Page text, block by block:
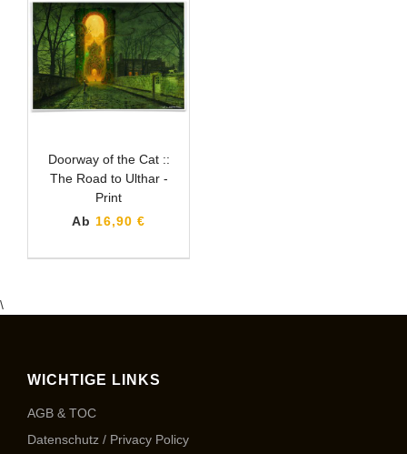
Doorway of the Cat ::
The Road to Ulthar -
Print
Ab 16,90 €
\
WICHTIGE LINKS
AGB & TOC
Datenschutz / Privacy Policy